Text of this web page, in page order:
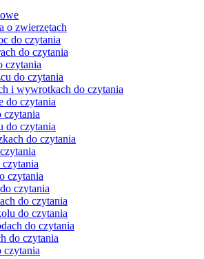
o zwierzętach
do czytania
do czytania
czytania
do czytania
i wywrotkach do czytania
do czytania
do czytania
do czytania
czytania
czytania
do czytania
do czytania
do czytania
do czytania